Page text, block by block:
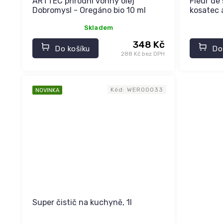
Dobromysl - Oregáno bio 10 ml
Skladem
288 Kč bez DPH
348 Kč
Do košíku
kosatec
NOVINKA
Super čistič na kuchyně, 1l
Kód: WER00033